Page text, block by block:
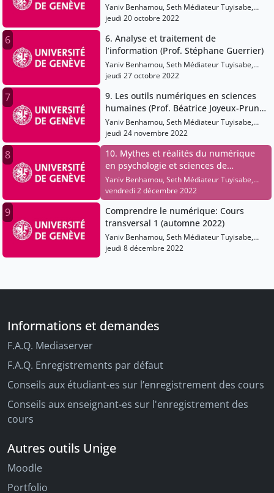
Yaniv Benhamou, Seth Médiateur Tuyisabe,
Margot Voisin
jeudi 20 octobre 2022
6
6. Analyse et traitement de
l’information (Prof. Stéphane Guerrier)
Yaniv Benhamou, Seth Médiateur Tuyisabe,
Margot Voisin
jeudi 27 octobre 2022
7
9. Les outils numériques en sciences
humaines (Prof. Béatrice Joyeux-Prunel
- Fac. Lettres)
Yaniv Benhamou, Seth Médiateur Tuyisabe,
Margot Voisin
jeudi 24 novembre 2022
8
10. Mythes et réalités du numérique
en psychologie et sciences de
l'éducation (Prof. Daphné Bavelier,
Emmanuel Sander, Eric Sanchez, Dr.
Nicolas Szilas, FPSE)
Yaniv Benhamou, Seth Médiateur Tuyisabe,
Margot Voisin
vendredi 2 décembre 2022
9
Comprendre le numérique: Cours
transversal 1 (automne 2022)
Yaniv Benhamou, Seth Médiateur Tuyisabe,
Margot Voisin
jeudi 8 décembre 2022
Informations et demandes
F.A.Q. Mediaserver
F.A.Q. Enregistrements par défaut
Conseils aux étudiant-es sur l’enregistrement des cours
Conseils aux enseignant-es sur l'enregistrement des
cours
Autres outils Unige
Moodle
Portfolio